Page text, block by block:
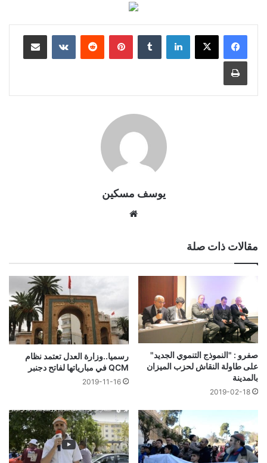
لينكدإن بينتيريست مشاركة عبر البريد
طباعة
يوسف مسكين
مقالات ذات صلة
صفرو : "النموذج التنموي الجديد"
على طاولة النقاش لحزب الميزان
بالمدينة
2019-02-18
رسميا..وزارة العدل تعتمد نظام
QCM في مبارياتها لفاتح دجنبر
2019-11-16